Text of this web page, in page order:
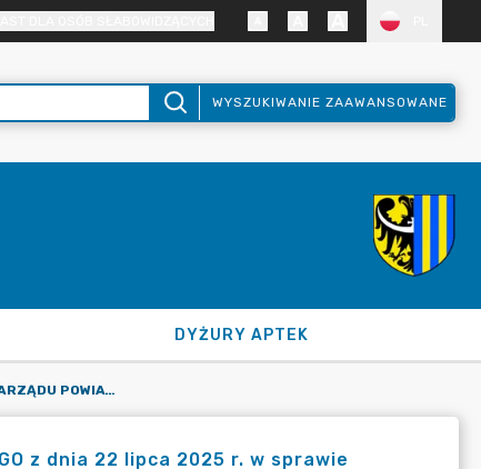
WYSZUKIWANIE ZAAWANSOWANE
DYŻURY APTEK
UCHWAŁA NR 155/2025 ZARZĄDU POWIATU ZGORZELECKIEGO Z DNIA 22 LIPCA 2025 R. W SPRAWIE OGŁOSZENIA OTWARTEGO NABORU PARTNERA SPOZA SEKTORA FINANSÓW PUBLICZNYCH DLA PROJEKTU PN.: „OD TEORII DO PRAKTYKI III - POPRAWA EFEKTYWNOŚCI KSZTAŁCENIA ZAWODOWEGO W POWIECIE ZGORZELECKIM”.
z dnia 22 lipca 2025 r. w sprawie